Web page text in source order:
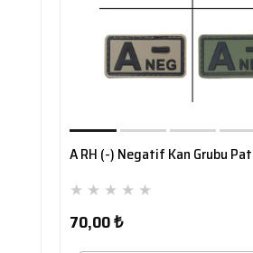
A RH (-) Negatif Kan Grubu
★ ★ ★ ★ ★
70,00 ₺